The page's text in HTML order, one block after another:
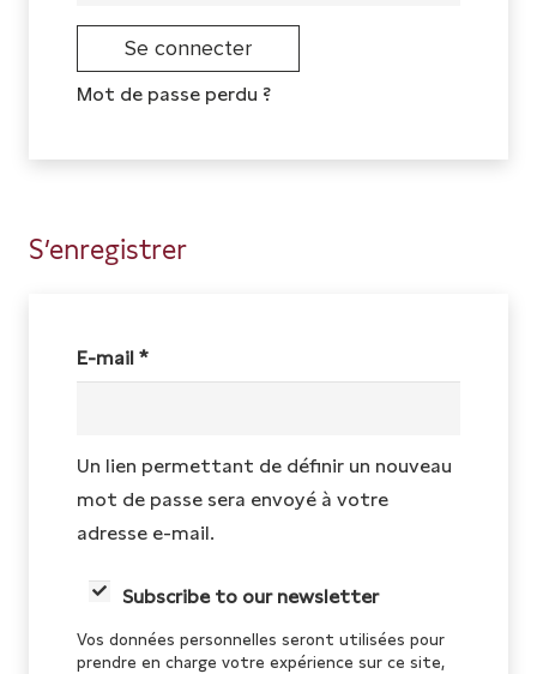
Se connecter
Mot de passe perdu ?
S’enregistrer
E-mail *Obligatoire
Un lien permettant de définir un nouveau
mot de passe sera envoyé à votre
adresse e-mail.
Subscribe to our newsletter
Vos données personnelles seront utilisées pour
prendre en charge votre expérience sur ce site,